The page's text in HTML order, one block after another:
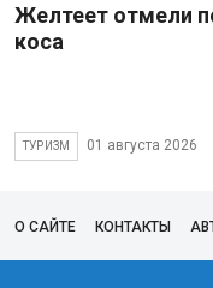
Желтеет отмели
коса
ТУРИЗМ 01 августа 2026
О САЙТЕ КОНТАКТЫ